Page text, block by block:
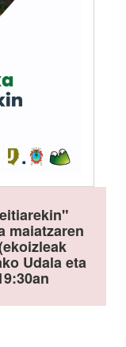
maiatzaren
Udala eta